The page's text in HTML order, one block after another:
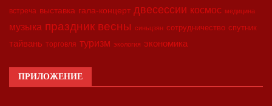
встреча выставка гала-концерт двесессии космос медицина
музыка праздник весны синьцзян сотрудничество спутник
тайвань торговля туризм экология экономика
ПРИЛОЖЕНИЕ